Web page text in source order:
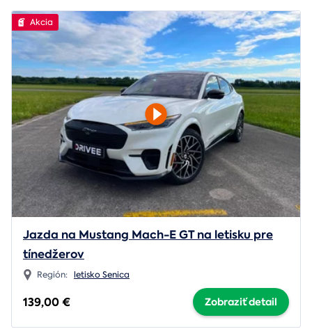
Akcia
Jazda na Mustang Mach-E GT na letisku pre
tínedžerov
Región: letisko Senica
139,00 € Zobraziť detail